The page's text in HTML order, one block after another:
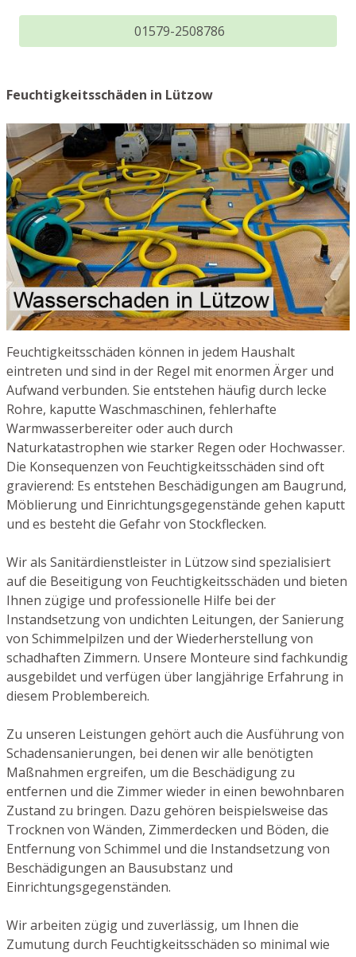
01579-2508786
Feuchtigkeitsschäden in Lützow
Feuchtigkeitsschäden können in jedem Haushalt
eintreten und sind in der Regel mit enormen Ärger und
Aufwand verbunden. Sie entstehen häufig durch lecke
Rohre, kaputte Waschmaschinen, fehlerhafte
Warmwasserbereiter oder auch durch
Naturkatastrophen wie starker Regen oder Hochwasser.
Die Konsequenzen von Feuchtigkeitsschäden sind oft
gravierend: Es entstehen Beschädigungen am Baugrund,
Möblierung und Einrichtungsgegenstände gehen kaputt
und es besteht die Gefahr von Stockflecken.
Wir als Sanitärdienstleister in Lützow sind spezialisiert
auf die Beseitigung von Feuchtigkeitsschäden und bieten
Ihnen zügige und professionelle Hilfe bei der
Instandsetzung von undichten Leitungen, der Sanierung
von Schimmelpilzen und der Wiederherstellung von
schadhaften Zimmern. Unsere Monteure sind fachkundig
ausgebildet und verfügen über langjährige Erfahrung in
diesem Problembereich.
Zu unseren Leistungen gehört auch die Ausführung von
Schadensanierungen, bei denen wir alle benötigten
Maßnahmen ergreifen, um die Beschädigung zu
entfernen und die Zimmer wieder in einen bewohnbaren
Zustand zu bringen. Dazu gehören beispielsweise das
Trocknen von Wänden, Zimmerdecken und Böden, die
Entfernung von Schimmel und die Instandsetzung von
Beschädigungen an Bausubstanz und
Einrichtungsgegenständen.
Wir arbeiten zügig und zuverlässig, um Ihnen die
Zumutung durch Feuchtigkeitsschäden so minimal wie